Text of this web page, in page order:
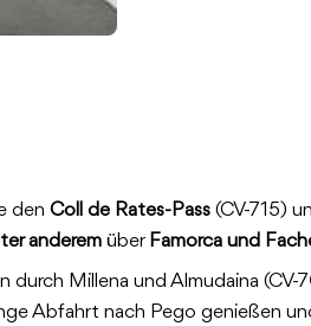
den Coll de Rates-Pass (CV-715)
anderem über Famorca und
Millena und Almudaina
Abfahrt nach Pego genießen